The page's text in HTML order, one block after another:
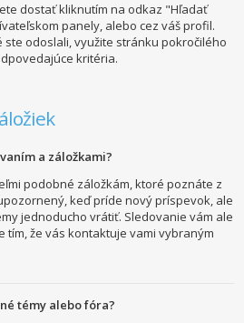
dostať kliknutím na odkaz "Hľadať
panely, alebo cez váš profil.
odoslali, využite stránku pokročilého
kritéria.
a záložkami?
podobné záložkám, ktoré poznáte z
keď príde nový príspevok, ale
jednoducho vrátiť. Sledovanie vám ale
že vás kontaktuje vami vybraným
témy alebo fóra?